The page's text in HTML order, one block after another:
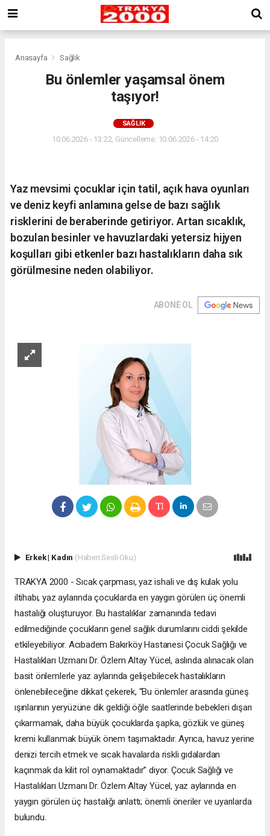
Anasayfa Sağlık
Bu önlemler yaşamsal önem
taşıyor!
SAĞLIK
10.06.2026 - 13:22, Güncelleme: 10.06.2026 - 14:20
Yaz mevsimi çocuklar için tatil, açık hava oyunları
ve deniz keyfi anlamına gelse de bazı sağlık
risklerini de beraberinde getiriyor. Artan sıcaklık,
bozulan besinler ve havuzlardaki yetersiz hijyen
koşulları gibi etkenler bazı hastalıkların daha sık
görülmesine neden olabiliyor.
ABONE OL
Erkek| Kadın (Haberi Sesli Oku)
TRAKYA 2000 - Sıcak çarpması, yaz ishali ve dış kulak yolu
iltihabı, yaz aylarında çocuklarda en yaygın görülen üç önemli
hastalığı oluşturuyor. Bu hastalıklar zamanında tedavi
edilmediğinde çocukların genel sağlık durumlarını ciddi şekilde
etkileyebiliyor. Acıbadem Bakırköy Hastanesi Çocuk Sağlığı ve
Hastalıkları Uzmanı Dr. Özlem Altay Yücel, aslında alınacak olan
basit önlemlerle yaz aylarında gelişebilecek hastalıkların
önlenebileceğine dikkat çekerek, “Bu önlemler arasında güneş
ışınlarının yeryüzüne dik geldiği öğle saatlerinde bebekleri dışarı
çıkarmamak, daha büyük çocuklarda şapka, gözlük ve güneş
kremi kullanmak büyük önem taşımaktadır. Ayrıca, havuz yerine
denizi tercih etmek ve sıcak havalarda riskli gıdalardan
kaçınmak da kilit rol oynamaktadır” diyor. Çocuk Sağlığı ve
Hastalıkları Uzmanı Dr. Özlem Altay Yücel, yaz aylarında en
yaygın görülen üç hastalığı anlattı; önemli öneriler ve uyarılarda
bulundu.